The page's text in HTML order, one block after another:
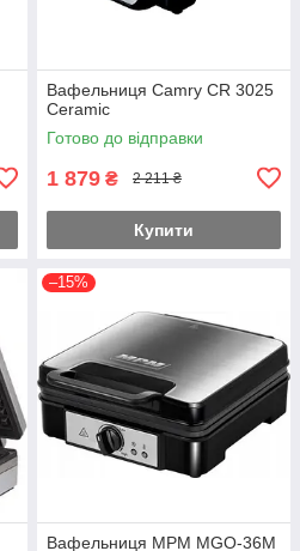
Вафельниця Camry CR 3025
Ceramic
Готово до відправки
1 879 ₴ 2 211 ₴
Купити
–15%
Вафельниця MPM MGO-36M